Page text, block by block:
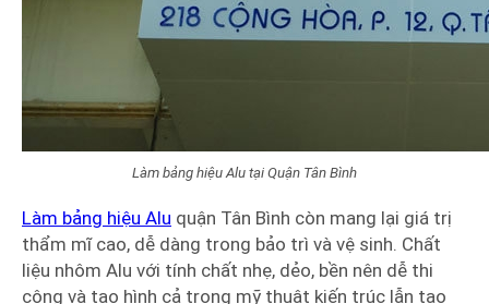
Làm bảng hiệu Alu tại Quận Tân Bình
Làm bảng hiệu Alu quận Tân Bình còn mang lại giá trị
thẩm mĩ cao, dễ dàng trong bảo trì và vệ sinh. Chất
liệu nhôm Alu với tính chất nhẹ, dẻo, bền nên dễ thi
công và tạo hình cả trong mỹ thuật kiến trúc lẫn tạo